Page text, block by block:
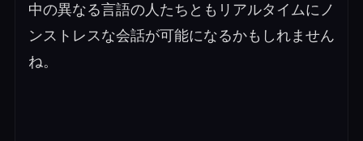
中の異なる言語の人たちともリアルタイムにノ
ンストレスな会話が可能になるかもしれません
ね。